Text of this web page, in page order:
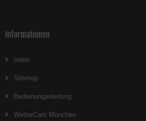
Informationen
Index
Sitemap
Bedienunganleitung
WetterCam München